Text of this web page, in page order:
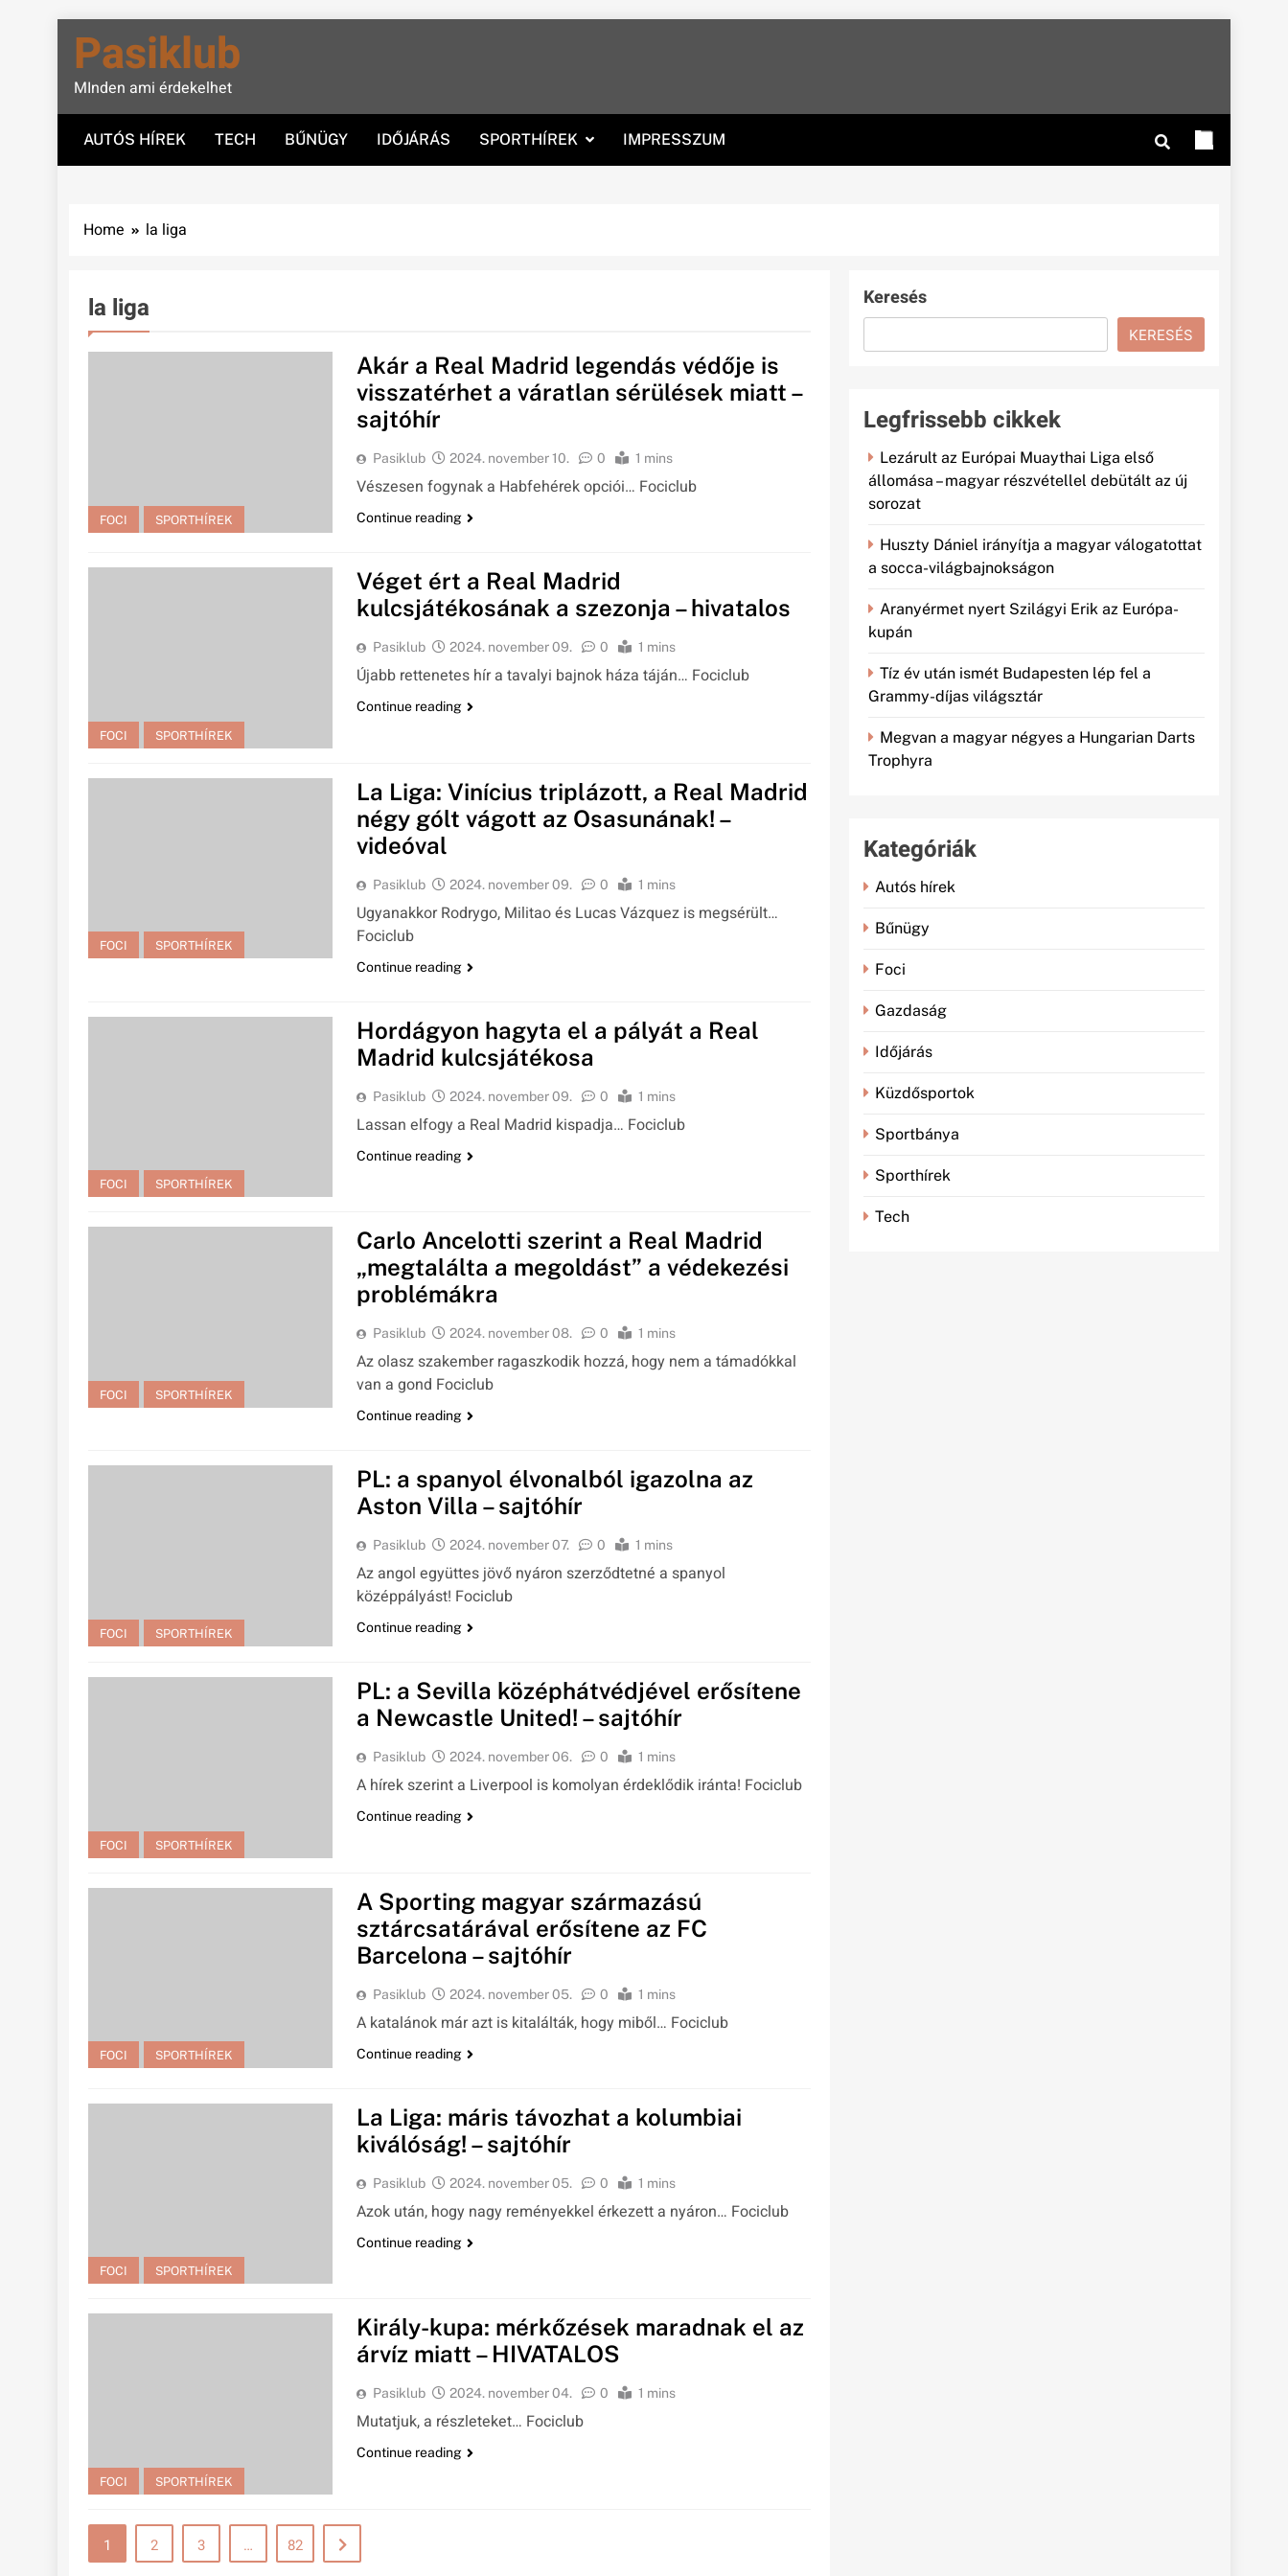
content
Pasiklub
MInden ami érdekelhet
AUTÓS HÍREK TECH BŰNÜGY IDŐJÁRÁS SPORTHÍREK IMPRESSZUM
Home la liga
la liga
FOCI SPORTHÍREK
Akár a Real Madrid legendás védője is
visszatérhet a váratlan sérülések miatt –
sajtóhír
Pasiklub 2024. november 10. 0 1 mins
Vészesen fogynak a Habfehérek opciói… Fociclub
Continue reading
FOCI SPORTHÍREK
Véget ért a Real Madrid
kulcsjátékosának a szezonja – hivatalos
Pasiklub 2024. november 09. 0 1 mins
Újabb rettenetes hír a tavalyi bajnok háza táján… Fociclub
Continue reading
FOCI SPORTHÍREK
La Liga: Vinícius triplázott, a Real Madrid
négy gólt vágott az Osasunának! –
videóval
Pasiklub 2024. november 09. 0 1 mins
Ugyanakkor Rodrygo, Militao és Lucas Vázquez is megsérült…
Fociclub
Continue reading
FOCI SPORTHÍREK
Hordágyon hagyta el a pályát a Real
Madrid kulcsjátékosa
Pasiklub 2024. november 09. 0 1 mins
Lassan elfogy a Real Madrid kispadja… Fociclub
Continue reading
FOCI SPORTHÍREK
Carlo Ancelotti szerint a Real Madrid
„megtalálta a megoldást” a védekezési
problémákra
Pasiklub 2024. november 08. 0 1 mins
Az olasz szakember ragaszkodik hozzá, hogy nem a támadókkal
van a gond Fociclub
Continue reading
FOCI SPORTHÍREK
PL: a spanyol élvonalból igazolna az
Aston Villa – sajtóhír
Pasiklub 2024. november 07. 0 1 mins
Az angol együttes jövő nyáron szerződtetné a spanyol
középpályást! Fociclub
Continue reading
FOCI SPORTHÍREK
PL: a Sevilla középhátvédjével erősítene
a Newcastle United! – sajtóhír
Pasiklub 2024. november 06. 0 1 mins
A hírek szerint a Liverpool is komolyan érdeklődik iránta! Fociclub
Continue reading
FOCI SPORTHÍREK
A Sporting magyar származású
sztárcsatárával erősítene az FC
Barcelona – sajtóhír
Pasiklub 2024. november 05. 0 1 mins
A katalánok már azt is kitalálták, hogy miből… Fociclub
Continue reading
FOCI SPORTHÍREK
La Liga: máris távozhat a kolumbiai
kiválóság! – sajtóhír
Pasiklub 2024. november 05. 0 1 mins
Azok után, hogy nagy reményekkel érkezett a nyáron… Fociclub
Continue reading
FOCI SPORTHÍREK
Király-kupa: mérkőzések maradnak el az
árvíz miatt – HIVATALOS
Pasiklub 2024. november 04. 0 1 mins
Mutatjuk, a részleteket… Fociclub
Continue reading
1 2 3 … 82
Keresés
KERESÉS
Legfrissebb cikkek
Lezárult az Európai Muaythai Liga első
állomása – magyar részvétellel debütált az új
sorozat
Huszty Dániel irányítja a magyar válogatottat
a socca-világbajnokságon
Aranyérmet nyert Szilágyi Erik az Európa-
kupán
Tíz év után ismét Budapesten lép fel a
Grammy-díjas világsztár
Megvan a magyar négyes a Hungarian Darts
Trophyra
Kategóriák
Autós hírek
Bűnügy
Foci
Gazdaság
Időjárás
Küzdősportok
Sportbánya
Sporthírek
Tech